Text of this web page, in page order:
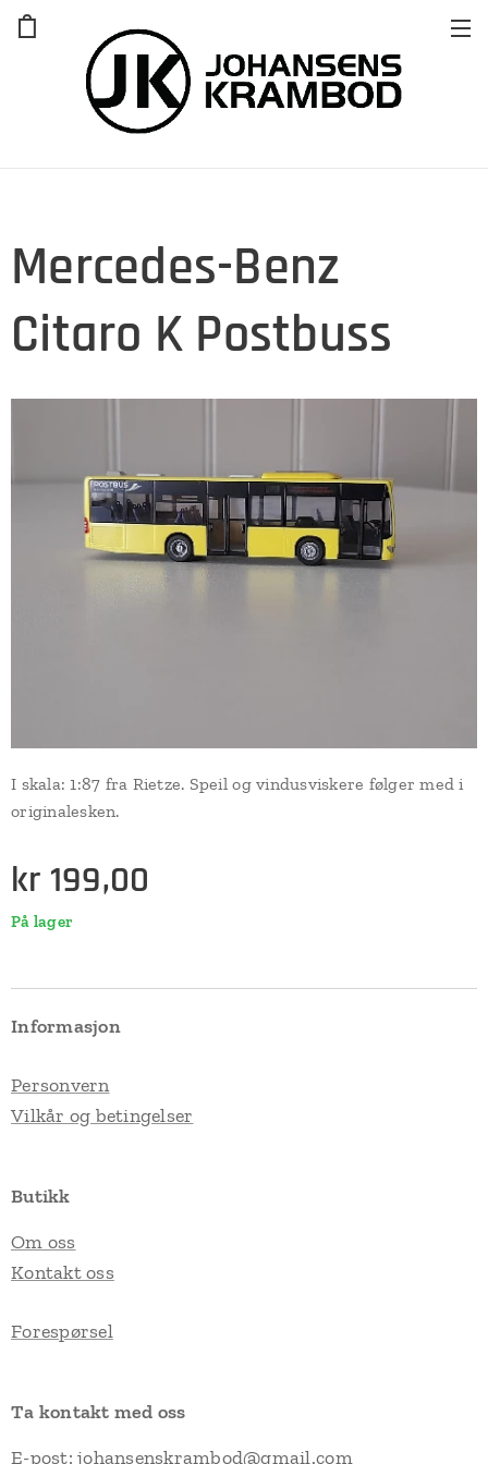
Mercedes-Benz
Citaro K Postbuss
I skala: 1:87 fra Rietze. Speil og vindusviskere følger med i
originalesken.
kr 199,00
På lager
Informasjon
Personvern
Vilkår og betingelser
Butikk
Om oss
Kontakt oss
Forespørsel
Ta kontakt med oss
E-post:johansenskrambod@gmail.com